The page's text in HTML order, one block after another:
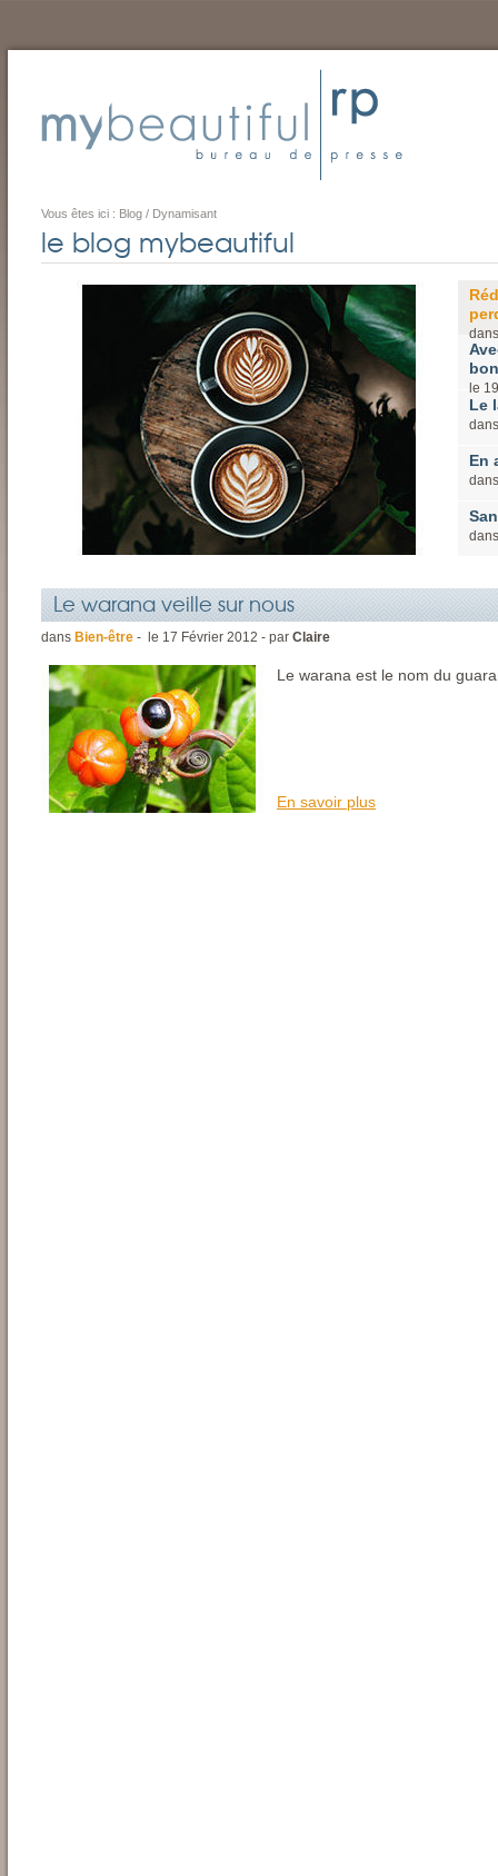
Vous êtes ici : Blog / Dynamisant
le blog mybeautiful
le 19
Le
En
Le warana veille sur nous
dans Bien-être - le 17 Février 2012 - par Claire
Le warana est le nom du
En savoir plus